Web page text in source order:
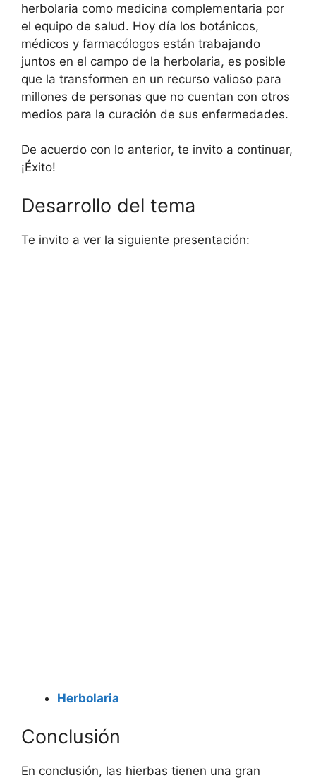
herbolaria como medicina complementaria por
el equipo de salud. Hoy día los botánicos,
médicos y farmacólogos están trabajando
juntos en el campo de la herbolaria, es posible
que la transformen en un recurso valioso para
millones de personas que no cuentan con otros
medios para la curación de sus enfermedades.
De acuerdo con lo anterior, te invito a continuar,
¡Éxito!
Desarrollo del tema
Te invito a ver la siguiente presentación:
Herbolaria
Conclusión
En conclusión, las hierbas tienen una gran